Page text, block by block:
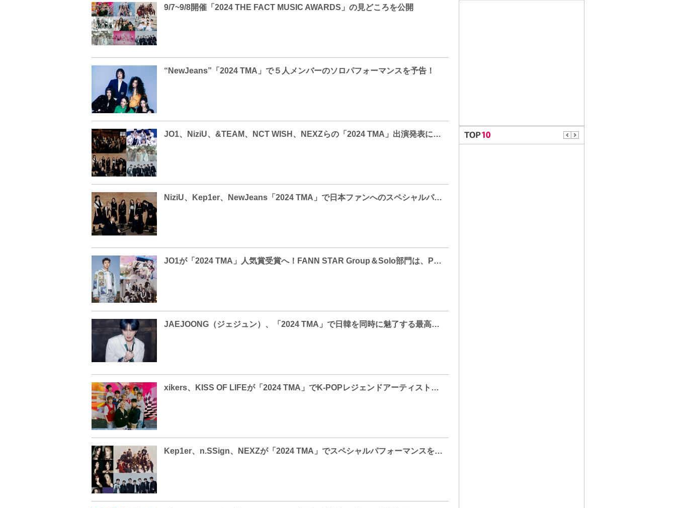
9/7~9/8開催「2024 THE FACT MUSIC AWARDS」の見どころを公開
“NewJeans”「2024 TMA」で５人メンバーのソロパフォーマンスを予告！
JO1、NiziU、&TEAM、NCT WISH、NEXZらの「2024 TMA」出演発表に期待の声
NiziU、Kep1er、NewJeans「2024 TMA」で日本ファンへのスペシャルパフォーマンスを予告
JO1が「2024 TMA」人気賞受賞へ！FANN STAR Group＆Solo部門は、PLAVEとイム・ヨンウン
JAEJOONG（ジェジュン）、「2024 TMA」で日韓を同時に魅了する最高のライブステージを予告
xikers、KISS OF LIFEが「2024 TMA」でK-POPレジェンドアーティストのカバーを予告
Kep1er、n.SSign、NEXZが「2024 TMA」でスペシャルパフォーマンスを予告！